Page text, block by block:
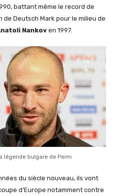
battant même le record de
Deutsch Mark pour le milieu de
Nankoven 1997.
légende bulgare de Perm
du siècle nouveau, ils vont
d’Europe notamment contre